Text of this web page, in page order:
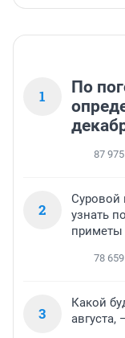
1
По
87 975
2
Суровой
узнать
приметы
78 659
3
Какой